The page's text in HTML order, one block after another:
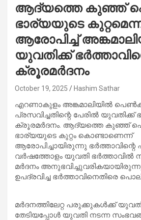
ആദ്യത്തെ കുഞ്ഞ്
ഭാര്യയുടെ
ആരോപിച്ച്
യുവതിക്ക്
ക്രൂരമര്‍ദനം
October 19, 2025 Hashim Sathar
എറണാകുളം അങ്കമാലിയില്‍
പ്രസവിച്ചതിന്റെ പേരില്‍ യുവതിക്ക്
ക്രൂരമര്‍ദനം. ആദ്യത്തെ കുഞ്ഞ്
ഭാര്യയുടെ കുറ്റം കൊണ്ടാണെന്ന്
ആരോപിച്ചായിരുന്നു ഭര്‍ത്താവിന്റെ
വര്‍ഷത്തോളം യുവതി ഭര്‍ത്താവില്‍
മര്‍ദനം
ഉപദ്രവിച്ച ഭര്‍ത്താവിനെതിരെ
മര്‍ദനത്തിലേറ്റ പരുക്കുകള്‍ക്ക്
തേടിയപ്പോള്‍ യുവതി നടന്ന